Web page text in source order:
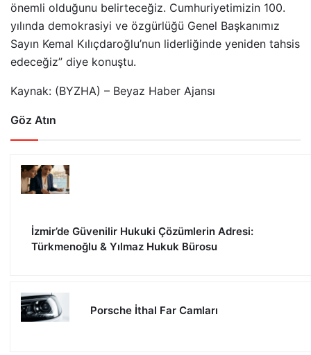
önemli olduğunu belirteceğiz. Cumhuriyetimizin 100.
yılında demokrasiyi ve özgürlüğü Genel Başkanımız
Sayın Kemal Kılıçdaroğlu’nun liderliğinde yeniden tahsis
edeceğiz” diye konuştu.
Kaynak: (BYZHA) – Beyaz Haber Ajansı
Göz Atın
İzmir’de Güvenilir Hukuki Çözümlerin Adresi:
Türkmenoğlu & Yılmaz Hukuk Bürosu
Porsche İthal Far Camları